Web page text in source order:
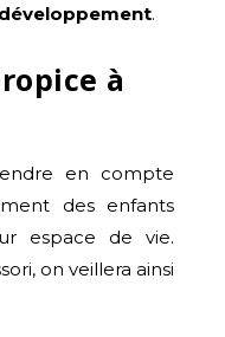
.
à
en compte
des enfants
espace de vie.
on veillera ainsi